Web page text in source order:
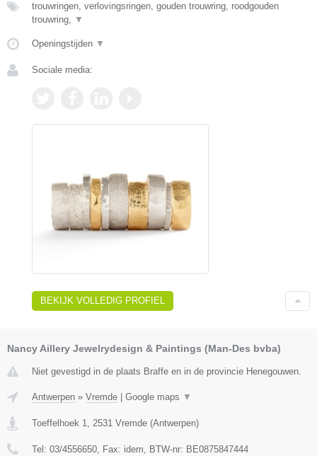
trouwringen, verlovingsringen, gouden trouwring, roodgouden
trouwring, ▼
Openingstijden ▼
Sociale media:
BEKIJK VOLLEDIG PROFIEL
Nancy Aillery Jewelrydesign & Paintings (Man-Des bvba)
Niet gevestigd in de plaats Braffe en in de provincie Henegouwen.
Antwerpen » Vremde | Google maps ▼
Toeffelhoek 1 2531 Vremde (Antwerpen)
Tel: 03/4556650 , Fax: idem , BTW-nr: BE0875847444